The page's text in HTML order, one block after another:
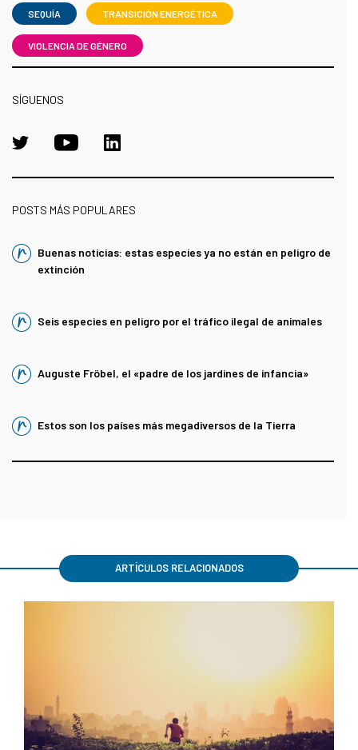
SEQUÍA TRANSICIÓN ENERGÉTICA
VIOLENCIA DE GÉNERO
SÍGUENOS
POSTS MÁS POPULARES
Buenas noticias: estas especies ya no están en peligro de
extinción
Seis especies en peligro por el tráfico ilegal de animales
Auguste Fröbel, el «padre de los jardines de infancia»
Estos son los países más megadiversos de la Tierra
ARTÍCULOS RELACIONADOS